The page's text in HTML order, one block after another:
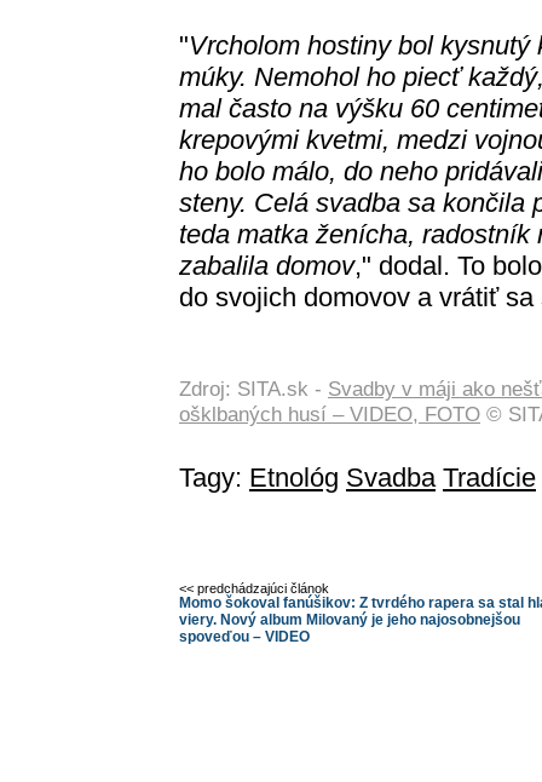
"Vrcholom hostiny bol
múky. Nemohol ho piecť
mal často na výšku 60
krepovými kvetmi, medzi
ho bolo málo, do neho
steny. Celá svadba sa končila
teda matka ženícha,
zabalila domov," dodal. To
do svojich domovov a vrátiť
Zdroj: SITA.sk - Svadby v máji ako
ošklbaných husí – VIDEO, FOTO ©
Tagy: Etnológ Svadba Tradície
<< predchádzajúci článok
Momo šokoval fanúšikov: Z tvrdého rapera sa stal
viery. Nový album Milovaný je jeho najosobnejšou
spoveďou – VIDEO